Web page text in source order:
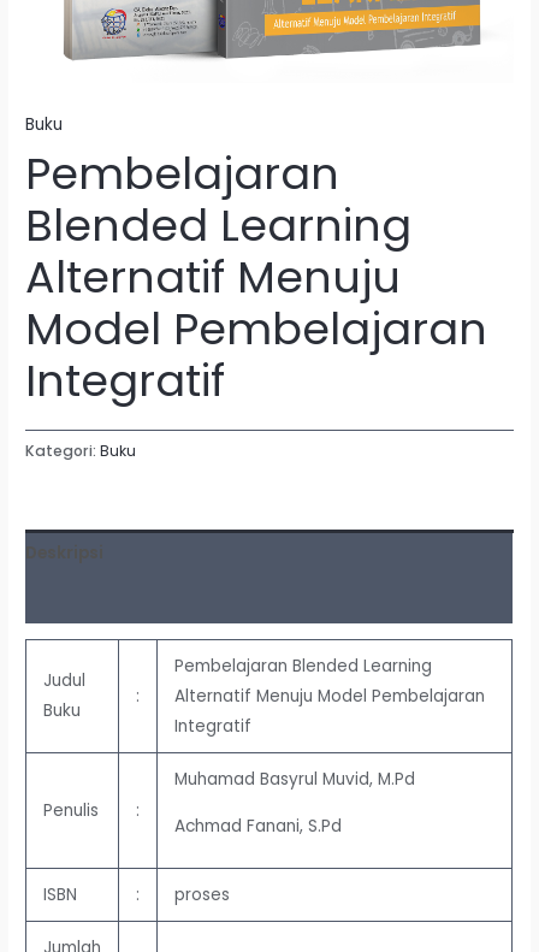
Buku
Pembelajaran
Blended Learning
Alternatif Menuju
Model Pembelajaran
Integratif
Kategori:Buku
Deskripsi
Judul
Buku
:
Pembelajaran Blended Learning
Alternatif Menuju Model Pembelajaran
Integratif
Penulis :
Muhamad Basyrul Muvid, M.Pd
Achmad Fanani, S.Pd
ISBN : proses